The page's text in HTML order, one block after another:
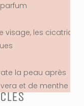
visage, les cicatrices
la peau après
et de menthe